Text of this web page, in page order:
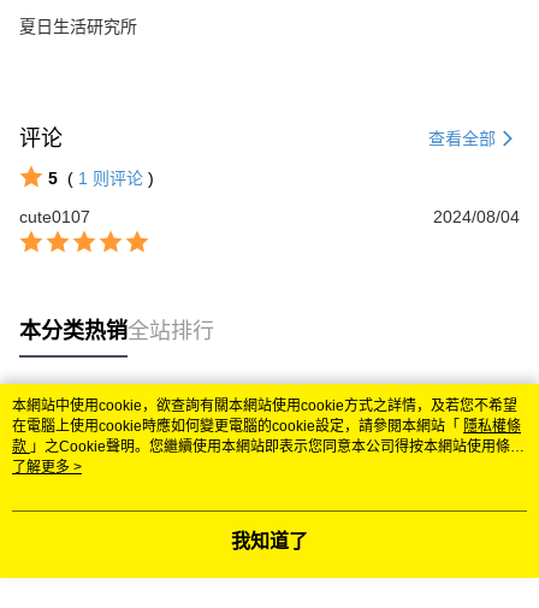
夏日生活研究所
评论 查看全部
5 ( 1 则评论 )
cute0107
2024/08/04
本分类热销全站排行
热门标签
本網站中使用cookie，欲查詢有關本網站使用cookie方式之詳情，及若您不希望
在電腦上使用cookie時應如何變更電腦的cookie設定，請參閱本網站「 隱私權條
款 」之Cookie聲明。您繼續使用本網站即表示您同意本公司得按本網站使用條款
之Cookie聲明使用cookie。
了解更多 >
我知道了